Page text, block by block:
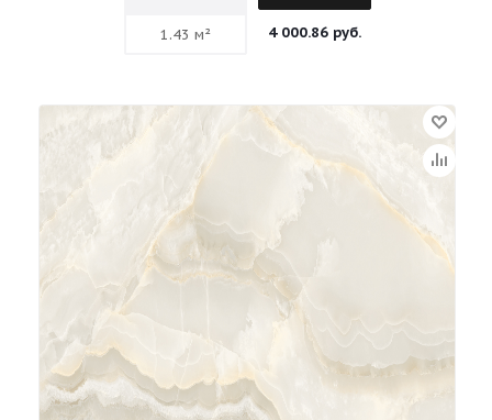
4 000.86 руб.